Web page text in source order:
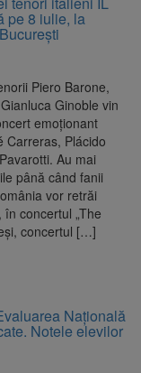
că
la
pe 8 iulie, la
Piero Barone,
Ginoble vin
emoționant
Carreras, Plácido
Au mai
până când fanii
vor retrăi
concertul „The
concertul […]
Națională
Notele elevilor